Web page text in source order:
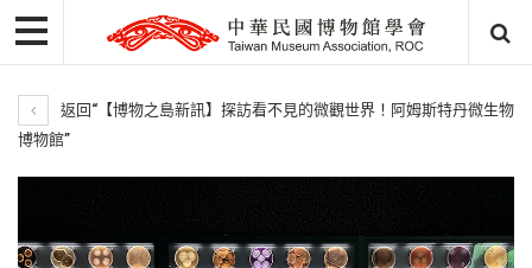
返回“【博物之島新訊】探訪看不見的微觀世界！阿姆斯特丹微生物
博物館”